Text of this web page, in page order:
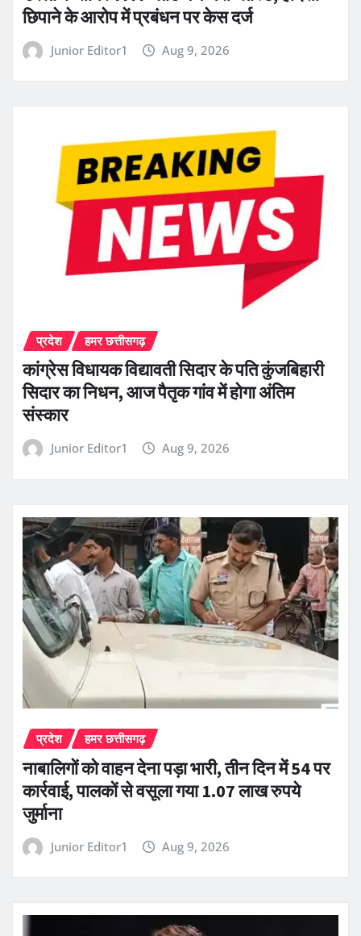
छिपाने के आरोप में प्रबंधन पर केस दर्ज
Junior Editor1 Aug 9, 2026
प्रदेश हमर छत्तीसगढ़
कांग्रेस विधायक विद्यावती सिदार के पति कुंजबिहारी
सिदार का निधन, आज पैतृक गांव में होगा अंतिम
संस्कार
Junior Editor1 Aug 9, 2026
प्रदेश हमर छत्तीसगढ़
नाबालिगों को वाहन देना पड़ा भारी, तीन दिन में 54 पर
कार्रवाई, पालकों से वसूला गया 1.07 लाख रुपये
जुर्माना
Junior Editor1 Aug 9, 2026